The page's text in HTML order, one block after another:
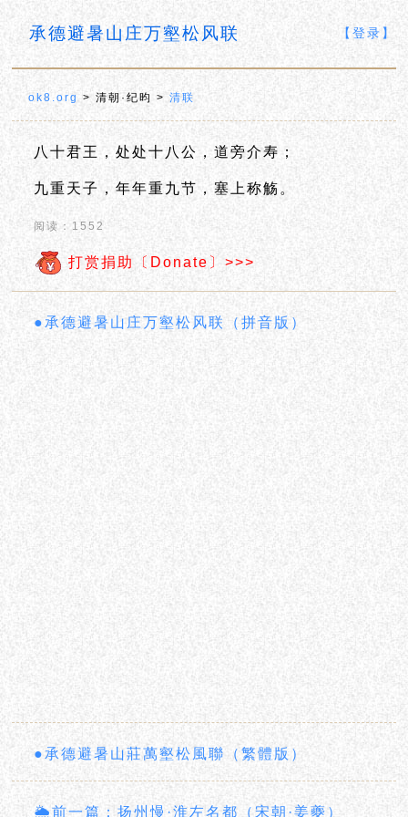
承德避暑山庄万壑松风联 【登录】
ok8.org > 清朝·纪昀 >清联
八十君王，处处十八公，道旁介寿；
九重天子，年年重九节，塞上称觞。
阅读：1552
打赏捐助〔Donate〕>>>
●承德避暑山庄万壑松风联（拼音版）
●承德避暑山莊萬壑松風聯（繁體版）
🌦前一篇：扬州慢·淮左名都（宋朝·姜夔）